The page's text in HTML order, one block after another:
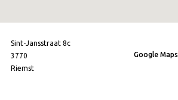
Sint-Jansstraat 8c
3770
Riemst
Google Maps